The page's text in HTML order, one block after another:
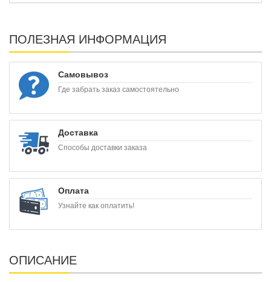
ПОЛЕЗНАЯ ИНФОРМАЦИЯ
Самовывоз
Где забрать заказ самостоятельно
Доставка
Способы доставки заказа
Оплата
Узнайте как оплатить!
ОПИСАНИЕ